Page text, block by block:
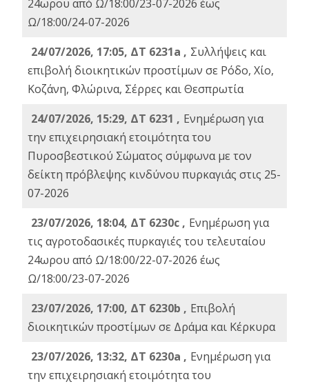
24ωρου από Ω/18:00/23-07-2026 έως
Ω/18:00/24-07-2026
24/07/2026, 17:05, ΔΤ 6231a , Συλλήψεις και
επιβολή διοικητικών προστίμων σε Ρόδο, Χίο,
Κοζάνη, Φλώρινα, Σέρρες και Θεσπρωτία
24/07/2026, 15:29, ΔΤ 6231 , Ενημέρωση για
την επιχειρησιακή ετοιμότητα του
Πυροσβεστικού Σώματος σύμφωνα με τον
δείκτη πρόβλεψης κινδύνου πυρκαγιάς στις 25-
07-2026
23/07/2026, 18:04, ΔΤ 6230c , Ενημέρωση για
τις αγροτοδασικές πυρκαγιές του τελευταίου
24ωρου από Ω/18:00/22-07-2026 έως
Ω/18:00/23-07-2026
23/07/2026, 17:00, ΔΤ 6230b , Επιβολή
διοικητικών προστίμων σε Δράμα και Κέρκυρα
23/07/2026, 13:32, ΔΤ 6230a , Ενημέρωση για
την επιχειρησιακή ετοιμότητα του